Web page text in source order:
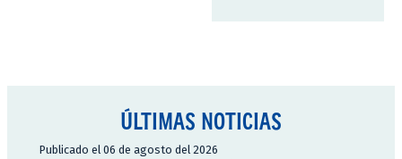
ÚLTIMAS NOTICIAS
Publicado el 06 de agosto del 2026